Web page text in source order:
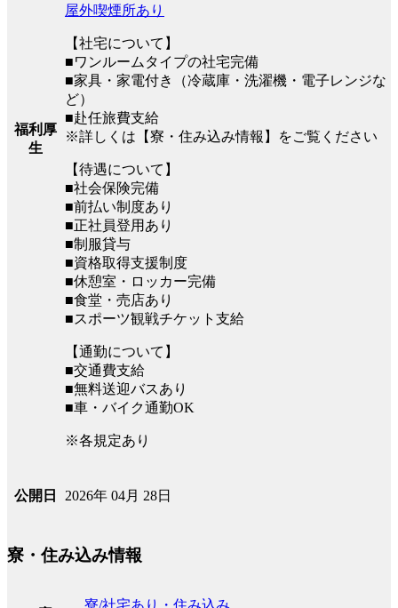
福利厚
生
屋外喫煙所あり
【社宅について】
■ワンルームタイプの社宅完備
■家具・家電付き（冷蔵庫・洗濯機・電子レンジな
ど）
■赴任旅費支給
※詳しくは【寮・住み込み情報】をご覧ください
【待遇について】
■社会保険完備
■前払い制度あり
■正社員登用あり
■制服貸与
■資格取得支援制度
■休憩室・ロッカー完備
■食堂・売店あり
■スポーツ観戦チケット支給
【通勤について】
■交通費支給
■無料送迎バスあり
■車・バイク通勤OK
※各規定あり
公開日 2026年 04月 28日
寮・住み込み情報